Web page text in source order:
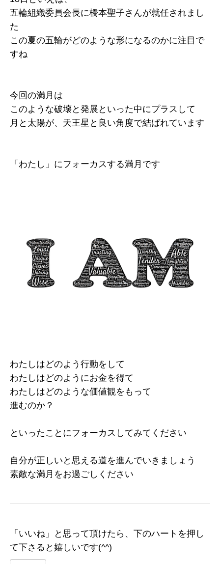
五輪組織委員会長に橋本聖子さんが就任されまし
た
この夏の五輪がどのような形になるのかに注目で
すね
今回の満月は
このような破壊と発展といった中にプラスして
月と太陽が、天王星と良い角度で結ばれています
「わたし」にフォーカスする満月です
わたしはどのよう行動をして
わたしはどのようにお金を得て
わたしはどのような価値観をもって
進むのか？
といったことにフォーカスしてみてください
自分が正しいと思える道を進んでいきましょう
素敵な満月をお過ごしください
「いいね」と思って頂けたら、下のハートを押し
て下さると嬉しいです(^^)